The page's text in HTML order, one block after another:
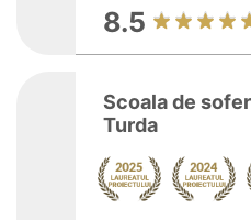
8.5
Scoala de
Turda